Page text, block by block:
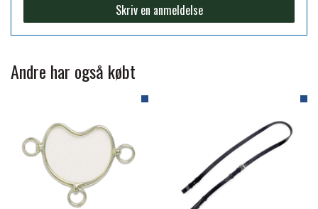
PREMIER EQUINE SADELUNDERLAG
PREMIER EQUINE PADS
PREMIER EQUINE TRANSPORT
BESKYTTELSE
JACKS
KÄLLQUIST EQUESTIAN
LEMIEUX
Skriv en anmeldelse
Andre har også købt